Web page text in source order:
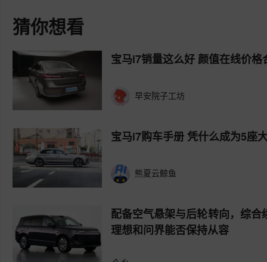
猜你想看
宝马i7销量这么好 颜值在线价格
早安院子工坊
宝马i7购车手册 凭什么成为5座
熊夏云鲸鱼
配备空气悬架与后轮转向，综
理想和问界能否保持从容